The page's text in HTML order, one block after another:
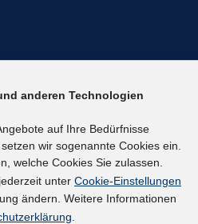
anderen Technologien
auf Ihre Bedürfnisse
wir sogenannte Cookies ein.
welche Cookies Sie zulassen.
unter Cookie-Einstellungen
ändern. Weitere Informationen
.